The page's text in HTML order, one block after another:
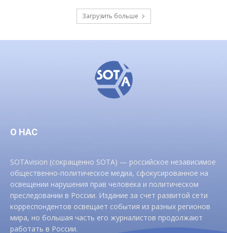
Загрузить больше
О НАС
SOTAvision (сокращенно SOTA) — российское независимое
общественно-политическое медиа, сфокусированное на
освещении нарушения прав человека и политическом
преследовании в России. Издание за счет развитой сети
корреспондентов освещает события из разных регионов
мира, но большая часть его журналистов продолжают
работать в России.